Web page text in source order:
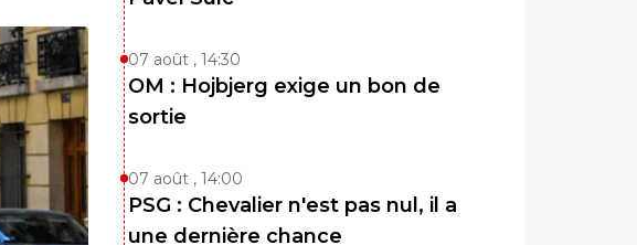
07 août , 14:30
OM : Hojbjerg exige un bon de
sortie
07 août , 14:00
PSG : Chevalier n'est pas nul, il a
une dernière chance